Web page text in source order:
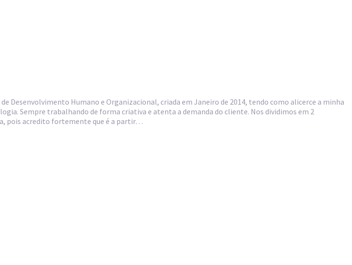
Desenvolvimento Humano e Organizacional, criada em Janeiro de 2014, tendo como alicerce a minha
Sempre trabalhando de forma criativa e atenta a demanda do cliente. Nos dividimos em 2
pois acredito fortemente que é a partir…